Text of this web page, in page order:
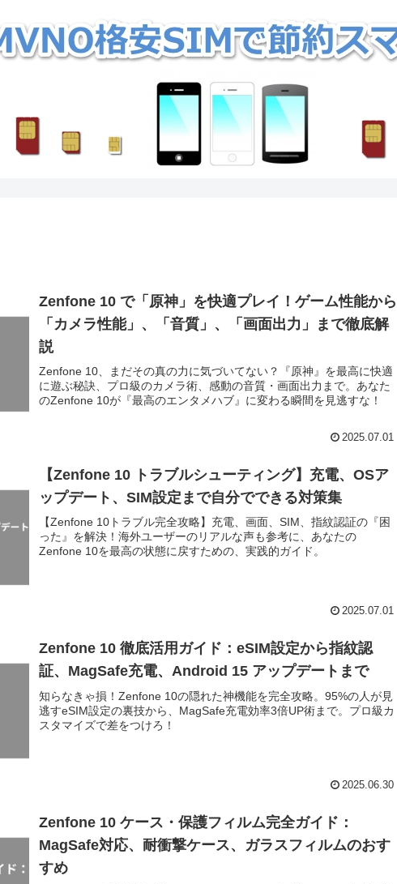
Zenfone 10 で「原神」を快適プレイ！ゲーム性能から
「カメラ性能」、「音質」、「画面出力」まで徹底解
説
Zenfone 10、まだその真の力に気づいてない？『原神』を最高に快適
に遊ぶ秘訣、プロ級のカメラ術、感動の音質・画面出力まで。あなた
のZenfone 10が『最高のエンタメハブ』に変わる瞬間を見逃すな！
2025.07.01
【Zenfone 10 トラブルシューティング】充電、OSア
ップデート、SIM設定まで自分でできる対策集
【Zenfone 10トラブル完全攻略】充電、画面、SIM、指紋認証の『困
った』を解決！海外ユーザーのリアルな声も参考に、あなたの
Zenfone 10を最高の状態に戻すための、実践的ガイド。
2025.07.01
Zenfone 10 徹底活用ガイド：eSIM設定から指紋認
証、MagSafe充電、Android 15 アップデートまで
知らなきゃ損！Zenfone 10の隠れた神機能を完全攻略。95%の人が見
逃すeSIM設定の裏技から、MagSafe充電効率3倍UP術まで。プロ級カ
スタマイズで差をつけろ！
2025.06.30
Zenfone 10 ケース・保護フィルム完全ガイド：
MagSafe対応、耐衝撃ケース、ガラスフィルムのおす
すめ